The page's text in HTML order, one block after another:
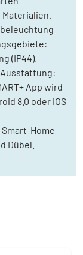
(IP44).
Ausstattung:
App wird
8.0 oder iOS
Home-
Dübel.